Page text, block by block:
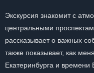
Экскурсия знакомит с
центральными
рассказывает о важных
также показывает, как
Екатеринбурга и времени